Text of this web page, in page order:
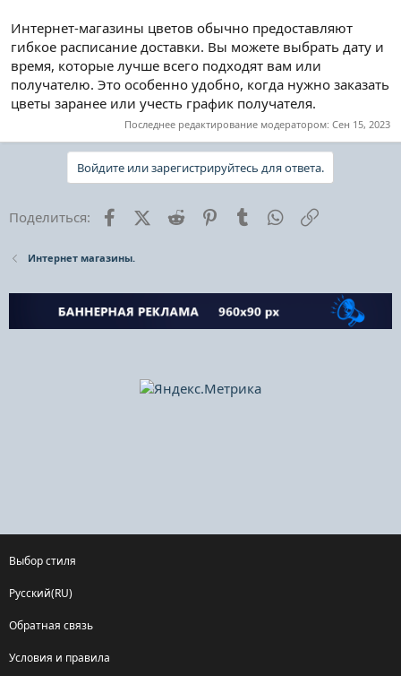
Интернет-магазины цветов обычно предоставляют
гибкое расписание доставки. Вы можете выбрать дату и
время, которые лучше всего подходят вам или
получателю. Это особенно удобно, когда нужно заказать
цветы заранее или учесть график получателя.
Последнее редактирование модератором: Сен 15, 2023
Войдите или зарегистрируйтесь для ответа.
Поделиться: FacebookX (Twitter)
Reddit PinterestTumblr WhatsApp
Интернет магазины.
Выбор стиля
Русский(RU)
Обратная связь
Условия и правила